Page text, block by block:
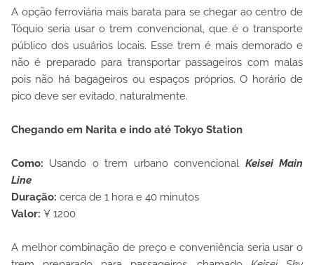
A opção ferroviária mais barata para se chegar ao centro de
Tóquio seria usar o trem convencional, que é o transporte
público dos usuários locais. Esse trem é mais demorado e
não é preparado para transportar passageiros com malas
pois não há bagageiros ou espaços próprios. O horário de
pico deve ser evitado, naturalmente.
Chegando em Narita e indo até Tokyo Station
Como: Usando o trem urbano convencional Keisei Main
Line
Duração: cerca de 1 hora e 40 minutos
Valor: ¥ 1200
A melhor combinação de preço e conveniência seria usar o